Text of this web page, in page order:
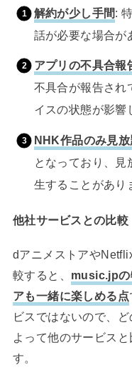
解約が少し手間:
話が必要な場合が
アプリの不具合報
不具合が報告され
イスの状態が影響
NHK作品のみ見放
となっており、見
生することがあり
他社サービスとの比較
dアニメストアや
較すると、 music.jpの
アも一緒に楽しめる点
ビスではないので、
よって他のサービス
す。